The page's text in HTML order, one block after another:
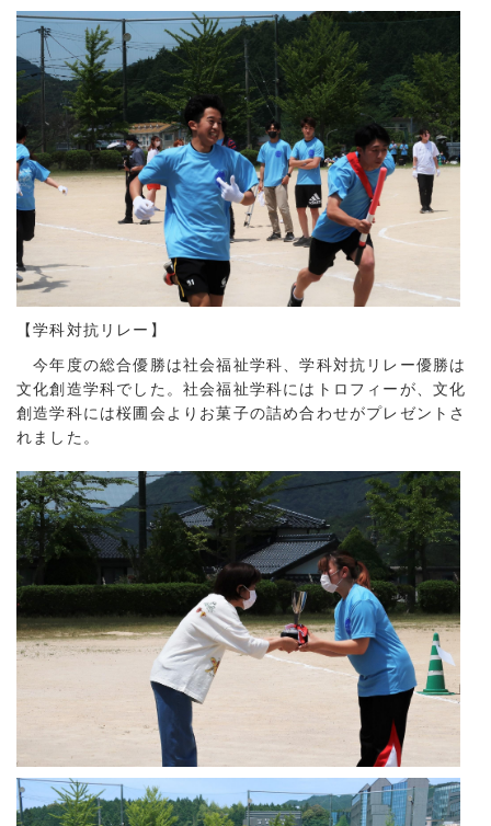
【学科対抗リレー】
今年度の総合優勝は社会福祉学科、学科対抗リレー優勝は
文化創造学科でした。社会福祉学科にはトロフィーが、文化
創造学科には桜圃会よりお菓子の詰め合わせがプレゼントさ
れました。